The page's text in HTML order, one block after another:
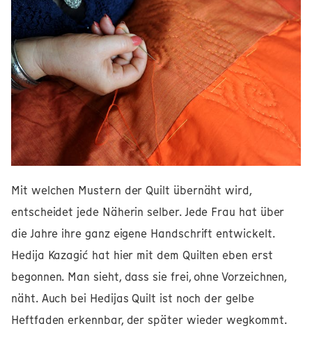
Mit welchen Mustern der Quilt übernäht wird,
entscheidet jede Näherin selber. Jede Frau hat über
die Jahre ihre ganz eigene Handschrift entwickelt.
Hedija Kazagić hat hier mit dem Quilten eben erst
begonnen. Man sieht, dass sie frei, ohne Vorzeichnen,
näht. Auch bei Hedijas Quilt ist noch der gelbe
Heftfaden erkennbar, der später wieder wegkommt.